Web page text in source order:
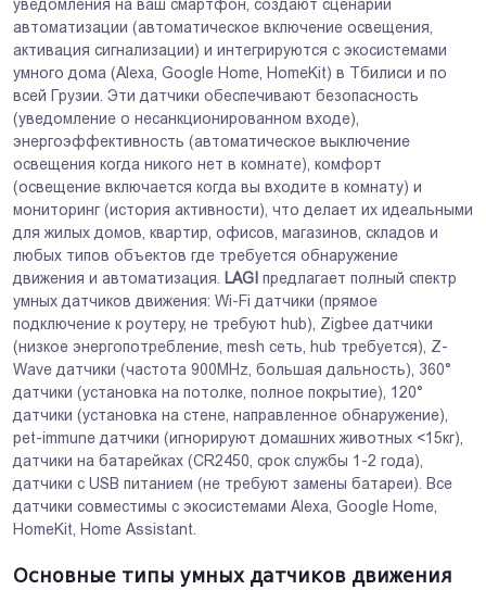
уведомления на ваш смартфон, создают сценарии
автоматизации (автоматическое включение освещения,
активация сигнализации) и интегрируются с экосистемами
умного дома (Alexa, Google Home, HomeKit) в Тбилиси и по
всей Грузии. Эти датчики обеспечивают безопасность
(уведомление о несанкционированном входе),
энергоэффективность (автоматическое выключение
освещения когда никого нет в комнате), комфорт
(освещение включается когда вы входите в комнату) и
мониторинг (история активности), что делает их идеальными
для жилых домов, квартир, офисов, магазинов, складов и
любых типов объектов где требуется обнаружение
движения и автоматизация.
LAGI предлагает полный спектр
умных датчиков движения: Wi-Fi датчики (прямое
подключение к роутеру, не требуют hub), Zigbee датчики
(низкое энергопотребление, mesh сеть, hub требуется), Z-
Wave датчики (частота 900MHz, большая дальность), 360°
датчики (установка на потолке, полное покрытие), 120°
датчики (установка на стене, направленное обнаружение),
pet-immune датчики (игнорируют домашних животных <15кг),
датчики на батарейках (CR2450, срок службы 1-2 года),
датчики с USB питанием (не требуют замены батареи). Все
датчики совместимы с экосистемами Alexa, Google Home,
HomeKit, Home Assistant.
Основные типы умных датчиков движения